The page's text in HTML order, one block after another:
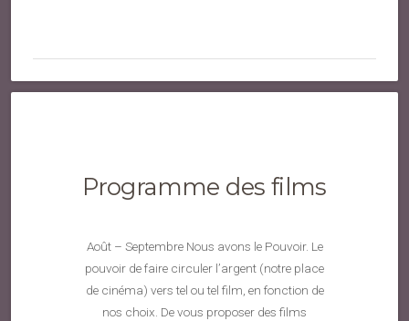
Programme des films
Août – Septembre Nous avons le Pouvoir. Le
pouvoir de faire circuler l’argent (notre place
de cinéma) vers tel ou tel film, en fonction de
nos choix. De vous proposer des films